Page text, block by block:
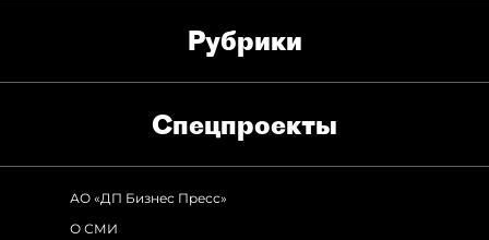
Рубрики
Спец­проекты
АО «ДП Бизнес Пресс»
О СМИ